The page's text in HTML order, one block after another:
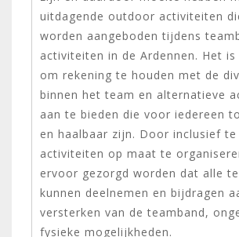
uitdagende outdoor activiteiten
worden aangeboden tijdens
activiteiten in de Ardennen. Het
om rekening te houden met de
binnen het team en alternatieve
aan te bieden die voor iedereen
en haalbaar zijn. Door inclusief te
activiteiten op maat te
ervoor gezorgd worden dat alle
kunnen deelnemen en bijdragen
versterken van de teamband,
fysieke mogelijkheden.